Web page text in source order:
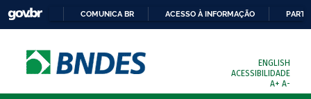
COMUNICA BR ACESSO À INFORMAÇÃO
ENGLISH
ACESSIBILIDADE
A+ A-